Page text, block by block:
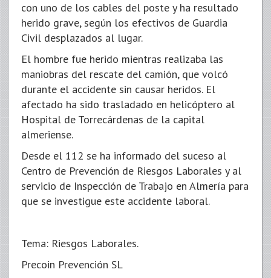
con uno de los cables del poste y ha resultado
herido grave, según los efectivos de Guardia
Civil desplazados al lugar.
El hombre fue herido mientras realizaba las
maniobras del rescate del camión, que volcó
durante el accidente sin causar heridos. El
afectado ha sido trasladado en helicóptero al
Hospital de Torrecárdenas de la capital
almeriense.
Desde el 112 se ha informado del suceso al
Centro de Prevención de Riesgos Laborales y al
servicio de Inspección de Trabajo en Almería para
que se investigue este accidente laboral.
Tema: Riesgos Laborales.
Precoin Prevención SL